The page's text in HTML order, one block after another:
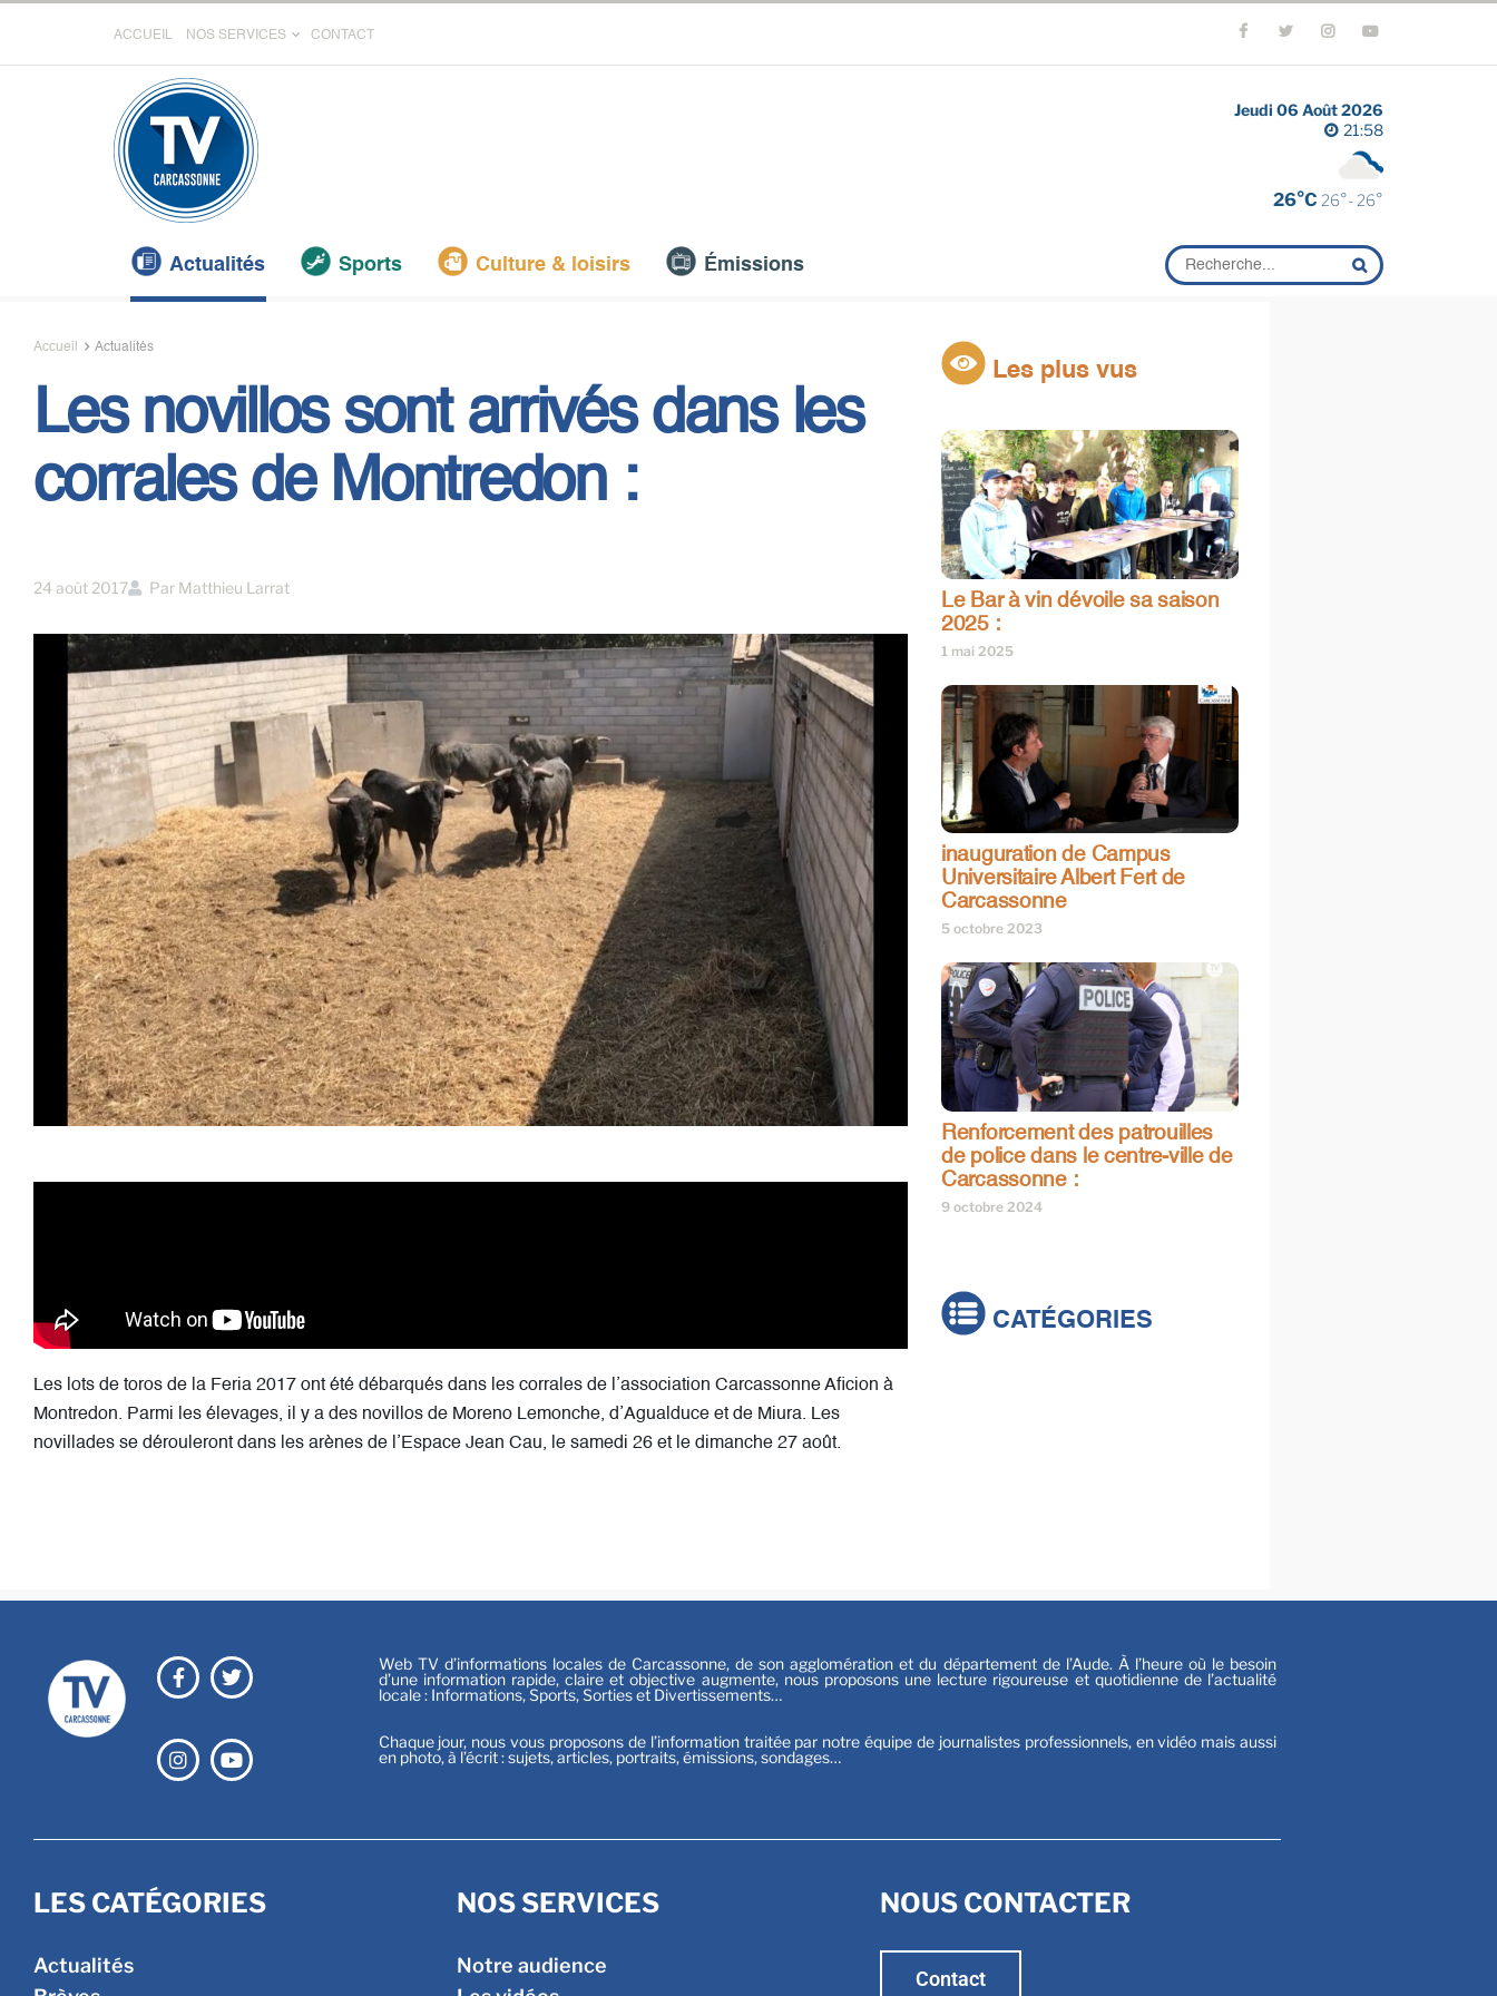
ACCUEIL NOS SERVICES CONTACT
Jeudi 06 Août 2026
21:58
26°C 26°- 26°
Actualités Sports Culture & loisirs Émissions
Accueil Actualités
Les novillos sont arrivés dans les
corrales de Montredon :
24 août 2017 Par Matthieu Larrat
Les lots de toros de la Feria 2017 ont été débarqués dans les corrales de l’association Carcassonne Aficion à
Montredon. Parmi les élevages, il y a des novillos de Moreno Lemonche, d’Agualduce et de Miura. Les
novillades se dérouleront dans les arènes de l’Espace Jean Cau, le samedi 26 et le dimanche 27 août.
Les plus vus
Le Bar à vin dévoile sa saison
2025 :
1 mai 2025
inauguration de Campus
Universitaire Albert Fert de
Carcassonne
5 octobre 2023
Renforcement des patrouilles
de police dans le centre-ville de
Carcassonne :
9 octobre 2024
CATÉGORIES
Web TV d’informations locales de Carcassonne, de son agglomération et du département de l’Aude. À l’heure où le besoin
d’une information rapide, claire et objective augmente, nous proposons une lecture rigoureuse et quotidienne de l’actualité
locale : Informations, Sports, Sorties et Divertissements…
Chaque jour, nous vous proposons de l’information traitée par notre équipe de journalistes professionnels, en vidéo mais aussi
en photo, à l’écrit : sujets, articles, portraits, émissions, sondages…
LES CATÉGORIES
Actualités
NOS SERVICES
Notre audience
NOUS CONTACTER
Contact